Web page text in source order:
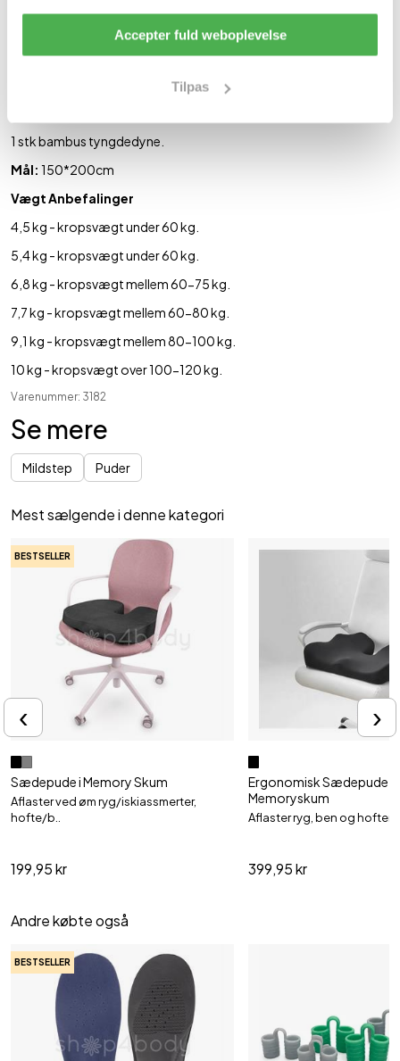
Accepter fuld weboplevelse
Tilpas
Jævn fordeling af vægt.
Oplevelse af at blive nænsomt omfavnet.
Øget ro og velvære.
Dybere søvn af længere varighed.
1 stk bambus tyngdedyne.
Mål: 150*200cm
Vægt Anbefalinger
4,5 kg - kropsvægt under 60 kg.
5,4 kg - kropsvægt under 60 kg.
6,8 kg - kropsvægt mellem 60-75 kg.
7,7 kg - kropsvægt mellem 60-80 kg.
9,1 kg - kropsvægt mellem 80-100 kg.
10 kg - kropsvægt over 100-120 kg.
Varenummer: 3182
Se mere
Mildstep Puder
Mest sælgende i denne kategori
BESTSELLER
Sædepude i Memory Skum
Aflaster ved øm ryg/iskiassmerter,
hofte/b..
199,95 kr
Ergonomisk Sædepude i
Memoryskum
Aflaster ryg, ben og hofter
399,95 kr
‹ ›
Andre købte også
BESTSELLER